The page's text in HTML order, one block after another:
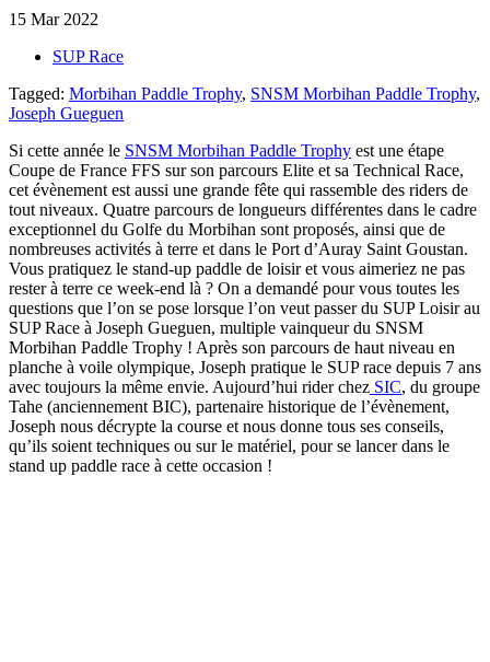
15 Mar 2022
SUP Race
Tagged: Morbihan Paddle Trophy, SNSM Morbihan Paddle Trophy,
Joseph Gueguen
Si cette année le SNSM Morbihan Paddle Trophy est une étape
Coupe de France FFS sur son parcours Elite et sa Technical Race,
cet évènement est aussi une grande fête qui rassemble des riders de
tout niveaux. Quatre parcours de longueurs différentes dans le cadre
exceptionnel du Golfe du Morbihan sont proposés, ainsi que de
nombreuses activités à terre et dans le Port d’Auray Saint Goustan.
Vous pratiquez le stand-up paddle de loisir et vous aimeriez ne pas
rester à terre ce week-end là ? On a demandé pour vous toutes les
questions que l’on se pose lorsque l’on veut passer du SUP Loisir au
SUP Race à Joseph Gueguen, multiple vainqueur du SNSM
Morbihan Paddle Trophy ! Après son parcours de haut niveau en
planche à voile olympique, Joseph pratique le SUP race depuis 7 ans
avec toujours la même envie. Aujourd’hui rider chez SIC, du groupe
Tahe (anciennement BIC), partenaire historique de l’évènement,
Joseph nous décrypte la course et nous donne tous ses conseils,
qu’ils soient techniques ou sur le matériel, pour se lancer dans le
stand up paddle race à cette occasion !